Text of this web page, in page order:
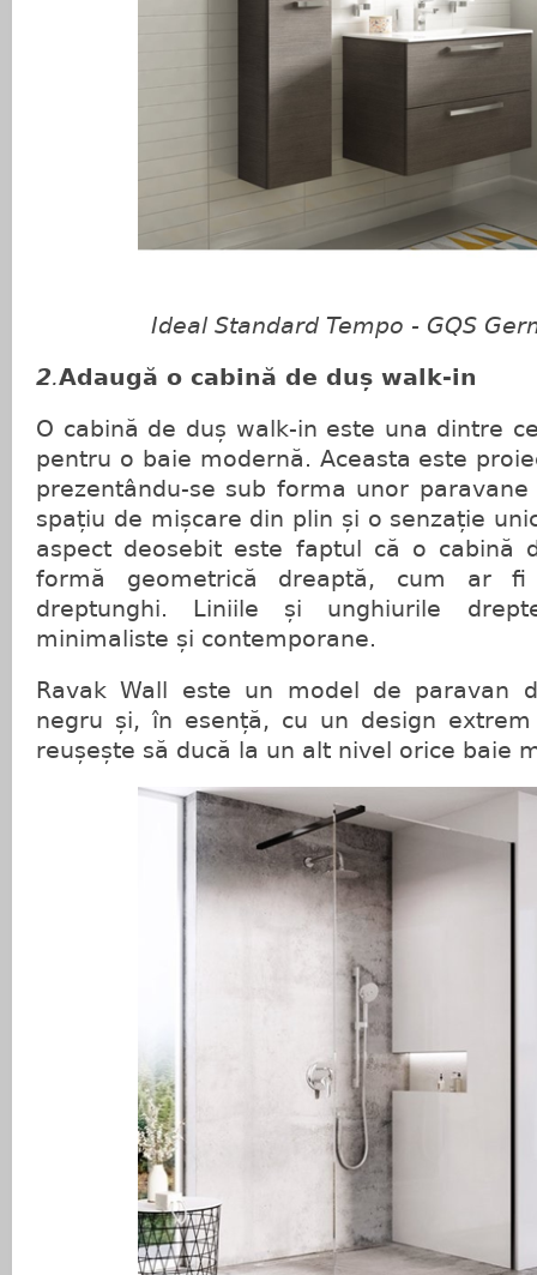
Ideal Standard Tempo - GQS
2.Adaugă o cabină de duș walk-in
O cabină de duș walk-in este una dintre
pentru o baie modernă. Aceasta este
prezentându-se sub forma unor
spațiu de mișcare din plin și o senzație
aspect deosebit este faptul că o cabină
formă geometrică dreaptă, cum ar
dreptunghi. Liniile și unghiurile
minimaliste și contemporane.
Ravak Wall este un model de paravan
negru și, în esență, cu un design
reușește să ducă la un alt nivel orice baie